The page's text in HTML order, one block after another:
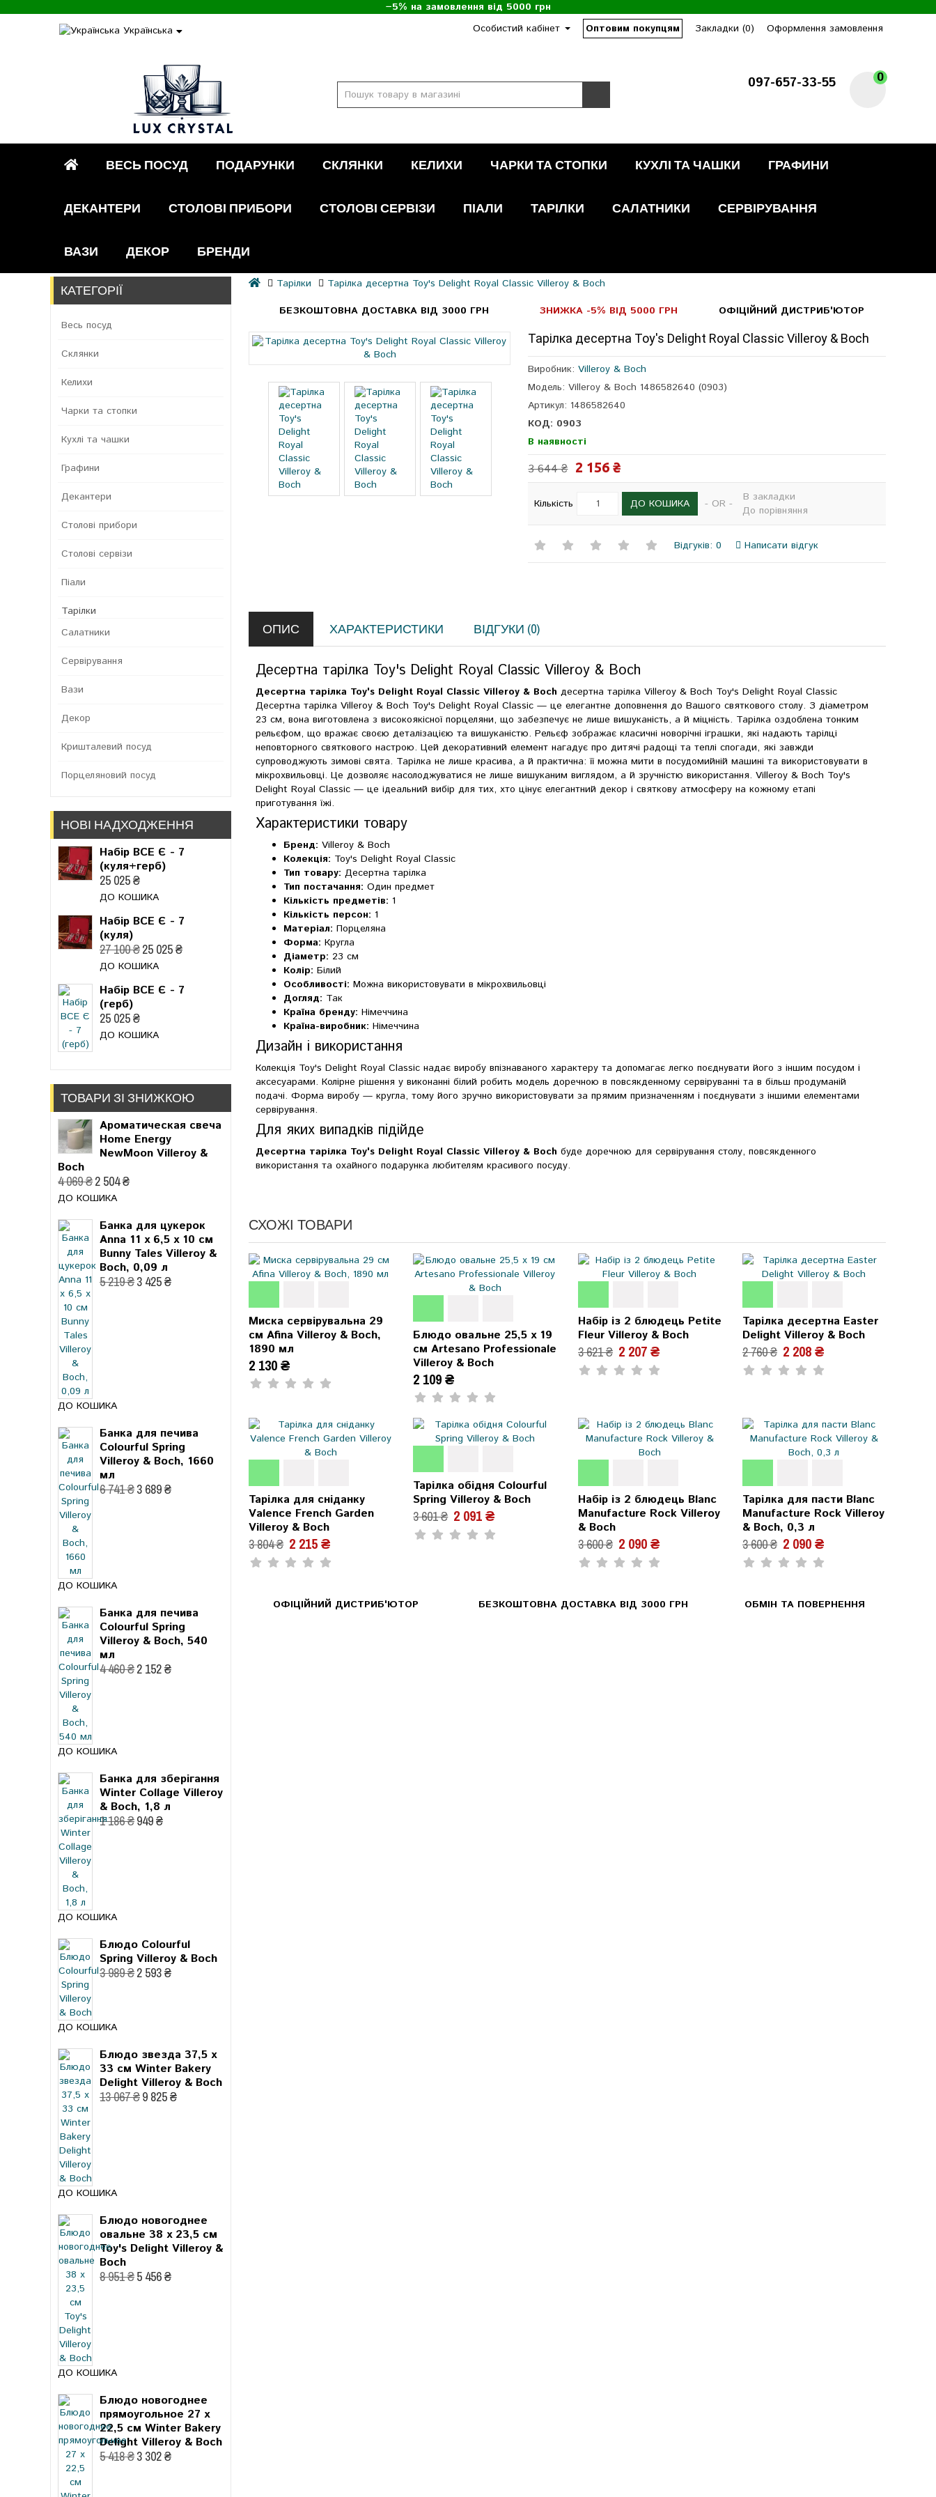
−5% на замовлення від 5000 грн
Українська
Особистий кабінет Оптовим покупцям Закладки (0) Оформлення замовлення
097-657-33-55 0
ВЕСЬ ПОСУД ПОДАРУНКИ СКЛЯНКИ КЕЛИХИ ЧАРКИ ТА СТОПКИ КУХЛІ ТА ЧАШКИ ГРАФИНИ
ДЕКАНТЕРИ СТОЛОВІ ПРИБОРИ СТОЛОВІ СЕРВІЗИ ПІАЛИ ТАРІЛКИ САЛАТНИКИ СЕРВІРУВАННЯ
ВАЗИ ДЕКОР БРЕНДИ
КАТЕГОРІЇ
Весь посуд
Склянки
Келихи
Чарки та стопки
Кухлі та чашки
Графини
Декантери
Столові прибори
Столові сервізи
Піали
Тарілки
Салатники
Сервірування
Вази
Декор
Кришталевий посуд
Порцеляновий посуд
НОВІ НАДХОДЖЕННЯ
Набір ВСЕ Є - 7
(куля+герб)
25 025 ₴
ДО КОШИКА
Набір ВСЕ Є - 7
(куля)
27 100 ₴25 025 ₴
ДО КОШИКА
Набір ВСЕ Є - 7
(герб)
25 025 ₴
ДО КОШИКА
ТОВАРИ ЗІ ЗНИЖКОЮ
Ароматическая свеча
Home Energy
NewMoon Villeroy &
Boch
4 069 ₴2 504 ₴
ДО КОШИКА
Банка для цукерок
Anna 11 x 6,5 x 10 см
Bunny Tales Villeroy &
Boch, 0,09 л
5 219 ₴3 425 ₴
ДО КОШИКА
Банка для печива
Colourful Spring
Villeroy & Boch, 1660
мл
6 741 ₴3 689 ₴
ДО КОШИКА
Банка для печива
Colourful Spring
Villeroy & Boch, 540
мл
4 460 ₴2 152 ₴
ДО КОШИКА
Банка для зберігання
Winter Collage Villeroy
& Boch, 1,8 л
1 186 ₴949 ₴
ДО КОШИКА
Блюдо Colourful
Spring Villeroy & Boch
3 989 ₴2 593 ₴
ДО КОШИКА
Блюдо звезда 37,5 x
33 см Winter Bakery
Delight Villeroy & Boch
13 067 ₴9 825 ₴
ДО КОШИКА
Блюдо новогоднее
овальне 38 x 23,5 см
Toy's Delight Villeroy &
Boch
8 951 ₴5 456 ₴
ДО КОШИКА
Блюдо новогоднее
прямоугольное 27 x
22,5 см Winter Bakery
Delight Villeroy & Boch
5 418 ₴3 302 ₴
Тарілки
Тарілка десертна Toy's Delight Royal Classic Villeroy & Boch
БЕЗКОШТОВНА ДОСТАВКА ВІД 3000 ГРН
ЗНИЖКА -5% ВІД 5000 ГРН ОФІЦІЙНИЙ ДИСТРИБ'ЮТОР
Тарілка десертна Toy's Delight Royal Classic Villeroy & Boch
Виробник:Villeroy & Boch
Модель: Villeroy & Boch 1486582640 (0903)
Артикул: 1486582640
КОД: 0903
В наявності
3 644 ₴ 2 156 ₴
Кількість ДО КОШИКА - OR -
В закладки
До порівняння
Відгуків: 0 Написати відгук
ОПИС ХАРАКТЕРИСТИКИ ВІДГУКИ (0)
Десертна тарілка Toy's Delight Royal Classic Villeroy & Boch
Десертна тарілка Toy's Delight Royal Classic Villeroy & Boch десертна тарілка Villeroy & Boch Toy's Delight Royal Classic
Десертна тарілка Villeroy & Boch Toy's Delight Royal Classic — це елегантне доповнення до Вашого святкового столу. З діаметром
23 см, вона виготовлена ​​з високоякісної порцеляни, що забезпечує не лише вишуканість, а й міцність. Тарілка оздоблена тонким
рельєфом, що вражає своєю деталізацією та вишуканістю. Рельєф зображає класичні новорічні іграшки, які надають тарілці
неповторного святкового настрою. Цей декоративний елемент нагадує про дитячі радощі та теплі спогади, які завжди
супроводжують зимові свята. Тарілка не лише красива, а й практична: її можна мити в посудомийній машині та використовувати в
мікрохвильовці. Це дозволяє насолоджуватися не лише вишуканим виглядом, а й зручністю використання. Villeroy & Boch Toy's
Delight Royal Classic — це ідеальний вибір для тих, хто цінує елегантний декор і святкову атмосферу на кожному етапі
приготування їжі.
Характеристики товару
Бренд: Villeroy & Boch
Колекція: Toy's Delight Royal Classic
Тип товару: Десертна тарілка
Тип постачання: Один предмет
Кількість предметів: 1
Кількість персон: 1
Матеріал: Порцеляна
Форма: Кругла
Діаметр: 23 см
Колір: Білий
Особливості: Можна використовувати в мікрохвильовці
Догляд: Так
Країна бренду: Німеччина
Країна-виробник: Німеччина
Дизайн і використання
Колекція Toy's Delight Royal Classic надає виробу впізнаваного характеру та допомагає легко поєднувати його з іншим посудом і
аксесуарами. Колірне рішення у виконанні білий робить модель доречною в повсякденному сервіруванні та в більш продуманій
подачі. Форма виробу — кругла, тому його зручно використовувати за прямим призначенням і поєднувати з іншими елементами
сервірування.
Для яких випадків підійде
Десертна тарілка Toy's Delight Royal Classic Villeroy & Boch буде доречною для сервірування столу, повсякденного
використання та охайного подарунка любителям красивого посуду.
СХОЖІ ТОВАРИ
Миска сервірувальна 29
см Afina Villeroy & Boch,
1890 мл
2 130 ₴
Блюдо овальне 25,5 х 19
см Artesano Professionale
Villeroy & Boch
2 109 ₴
Набір із 2 блюдець Petite
Fleur Villeroy & Boch
3 621 ₴ 2 207 ₴
Тарілка десертна Easter
Delight Villeroy & Boch
2 760 ₴ 2 208 ₴
Тарілка для сніданку
Valence French Garden
Villeroy & Boch
3 804 ₴ 2 215 ₴
Тарілка обідня Colourful
Spring Villeroy & Boch
3 601 ₴ 2 091 ₴
Набір із 2 блюдець Blanc
Manufacture Rock Villeroy
& Boch
3 600 ₴ 2 090 ₴
Тарілка для пасти Blanc
Manufacture Rock Villeroy
& Boch, 0,3 л
3 600 ₴ 2 090 ₴
ОФІЦІЙНИЙ ДИСТРИБ'ЮТОР БЕЗКОШТОВНА ДОСТАВКА ВІД 3000 ГРН ОБМІН ТА ПОВЕРНЕННЯ